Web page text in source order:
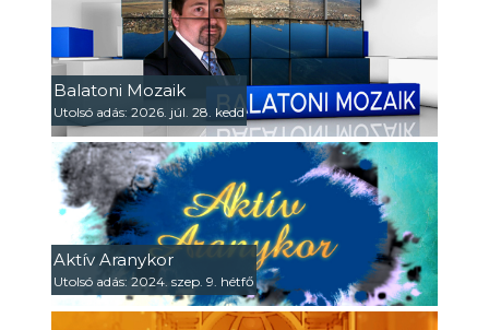
Balatoni Mozaik
Utolsó adás: 2026. júl. 28. kedd
Aktív Aranykor
Utolsó adás: 2024. szep. 9. hétfő